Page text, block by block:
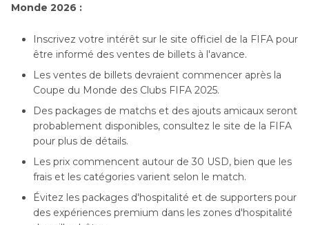
Monde 2026 :
Inscrivez votre intérêt sur le site officiel de la FIFA pour
être informé des ventes de billets à l'avance.
Les ventes de billets devraient commencer après la
Coupe du Monde des Clubs FIFA 2025.
Des packages de matchs et des ajouts amicaux seront
probablement disponibles, consultez le site de la FIFA
pour plus de détails.
Les prix commencent autour de 30 USD, bien que les
frais et les catégories varient selon le match.
Évitez les packages d'hospitalité et de supporters pour
des expériences premium dans les zones d'hospitalité